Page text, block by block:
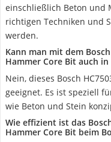
einschließlich Beton und
richtigen Techniken und
werden.
Kann man mit dem
Hammer Core Bit auch
Nein, dieses Bosch
geeignet. Es ist speziell
wie Beton und Stein
Wie effizient ist das
Hammer Core Bit beim